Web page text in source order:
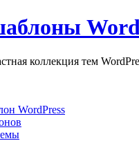
коллекция тем
WordPress